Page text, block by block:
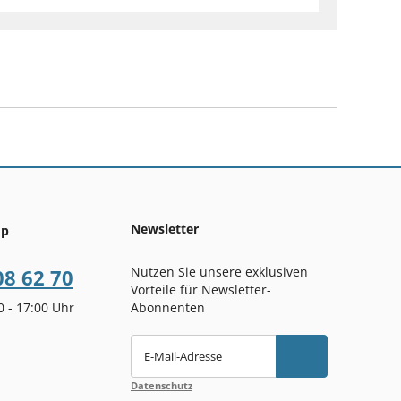
62 70
- 17:00 Uhr
Newsletter
Nutzen Sie unsere exklusiven
Vorteile für Newsletter-
Abonnenten
E-Mail-Adresse
Datenschutz